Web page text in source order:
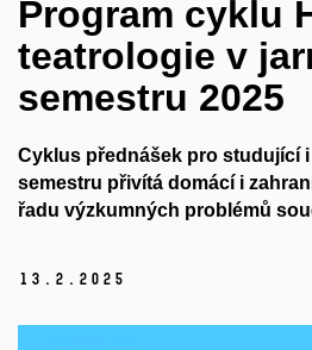
Program cyklu
teatrologie v
semestru 2025
Cyklus přednášek pro studující
semestru přivítá domácí i
řadu výzkumných problémů
13. 2. 2025